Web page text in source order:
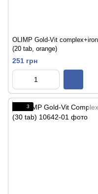
OLIMP Gold-Vit complex+iron
(20 tab, orange)
251 грн
3